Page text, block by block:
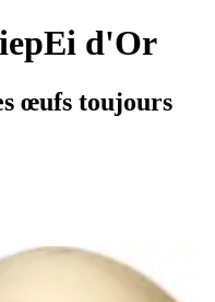
d'Or
œufs toujours